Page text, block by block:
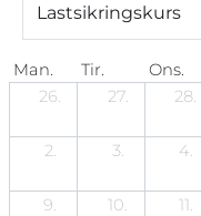
Man. Tir. Ons.
26.
27. 28.
2. 3. 4.
9. 10. 11.